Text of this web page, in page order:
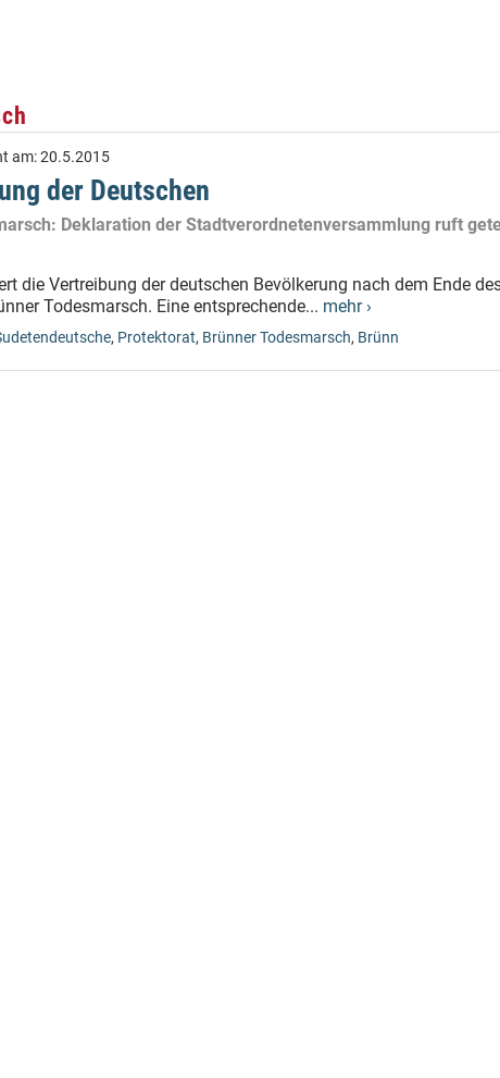
am:20.5.2015
der Deutschen
Deklaration der Stadtverordnetenversammlung ruft
die Vertreibung der deutschen Bevölkerung nach dem Ende
Todesmarsch. Eine entsprechende... mehr ›
, Protektorat, Brünner Todesmarsch, Brünn